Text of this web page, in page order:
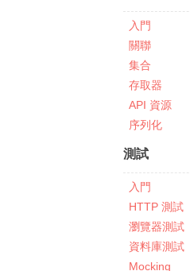
入門
關聯
集合
存取器
API 資源
序列化
測試
入門
HTTP 測試
瀏覽器測試
資料庫測試
Mocking